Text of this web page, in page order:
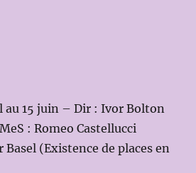
au 15 juin – Dir : Ivor Bolton
: Romeo Castellucci
(Existence de places en